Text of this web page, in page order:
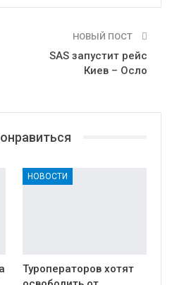
НОВЫЙ ПОСТ
SAS запустит рейс
Киев – Осло
НОВОСТИ
Туроператоров хотят